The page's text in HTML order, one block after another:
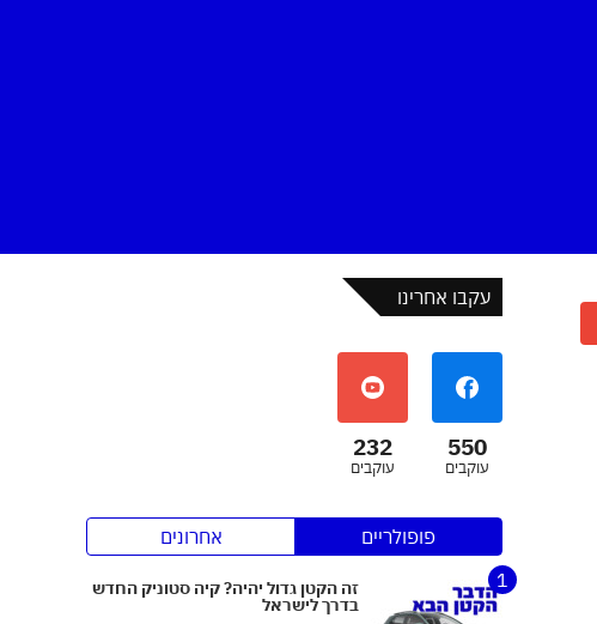
עקבו אחרינו
550
עוקבים
232
עוקבים
פופולריים
אחרונים
1
זה הקטן גדול יהיה? קיה סטוניק החדש
בדרך לישראל